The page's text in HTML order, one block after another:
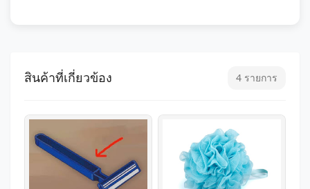
สินค้าที่เกี่ยวข้อง 4 รายการ